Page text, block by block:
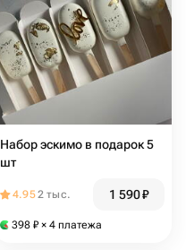
Набор эскимо в подарок 5
шт
4.952 тыс. 1 590₽
398 ₽ × 4 платежа